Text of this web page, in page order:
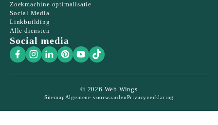
Zoekmachine optimalisatie
Social Media
Linkbuilding
Alle diensten
Social media
© 2026 Web Wings
Sitemap Algemene voorwaardenPrivacyverklaring